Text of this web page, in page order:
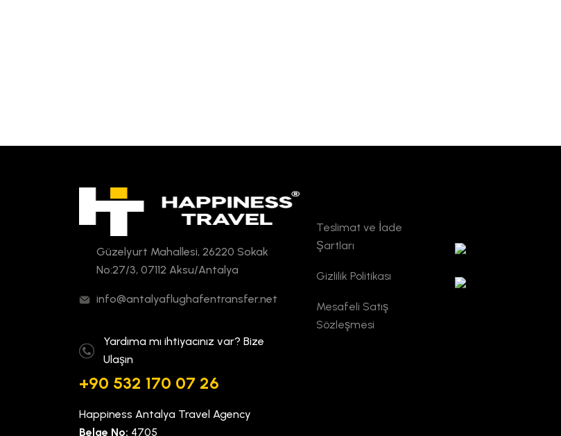
Güzelyurt Mahallesi, 26220 Sokak
No:27/3, 07112 Aksu/Antalya
info@antalyaflughafentransfer.net
Yardıma mı ihtiyacınız var? Bize
Ulaşın
+90 532 170 07 26
Happiness Antalya Travel Agency
Belge No: 4705
Teslimat ve İade
Şartları
Gizlilik Politikası
Mesafeli Satış
Sözleşmesi